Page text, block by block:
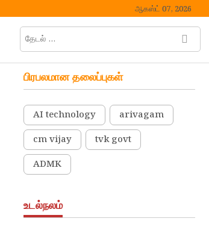
ஆகஸ்ட் 07, 2026
தேடல்
… M
பிரபலமான தலைப்புகள்
AI technology
arivagam
cm vijay
tvk govt
ADMK
உடல்நலம்